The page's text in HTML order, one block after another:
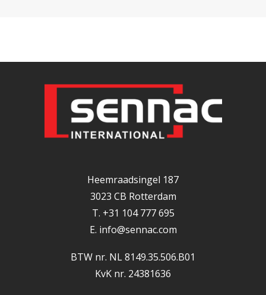
Heemraadsingel 187
3023 CB Rotterdam
T. +31 104 777 695
E. info@sennac.com
BTW nr. NL 8149.35.506.B01
KvK nr. 24381636